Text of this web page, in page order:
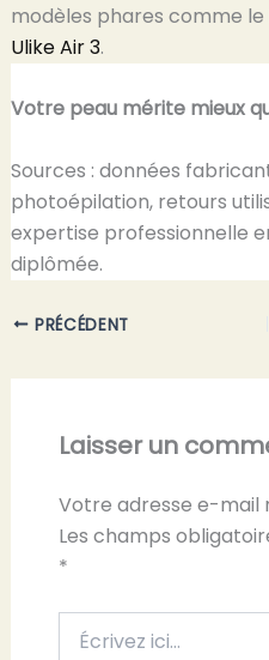
modèles phares comme le
Ulike Air 3.
Votre peau mérite mieux
Sources : données
photoépilation, retours
expertise professionnelle
diplômée.
PRÉCÉDENT
Laisser un
Votre adresse e-mail
Les champs
*
ici…